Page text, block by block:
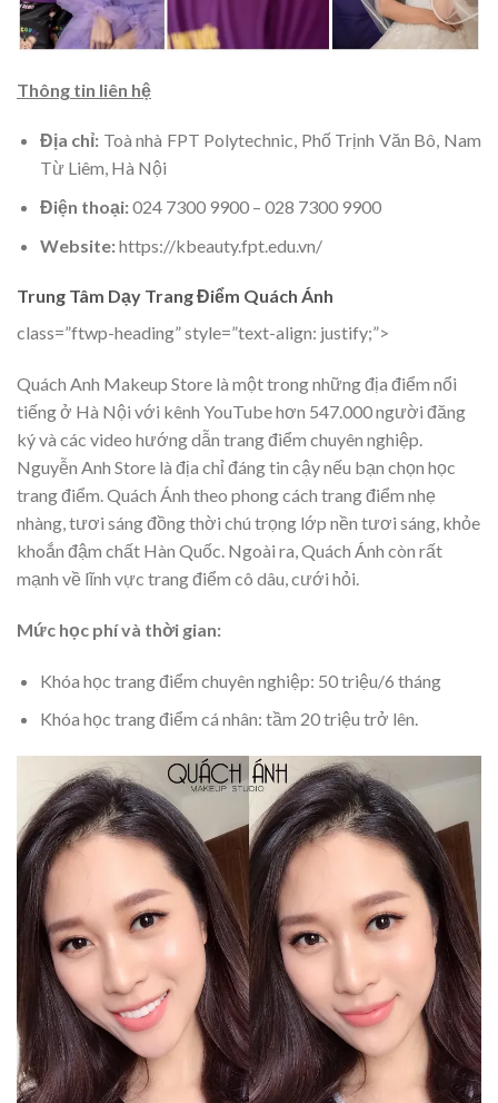
Thông tin liên hệ
Địa chỉ: Toà nhà FPT Polytechnic, Phố Trịnh Văn Bô, Nam
Từ Liêm, Hà Nội
Điện thoại:024 7300 9900 – 028 7300 9900
Website:https://kbeauty.fpt.edu.vn/
Trung Tâm Dạy Trang Điểm Quách Ánh
class=”ftwp-heading” style=”text-align: justify;”>
Quách Anh Makeup Store là một trong những địa điểm nổi
tiếng ở Hà Nội với kênh YouTube hơn 547.000 người đăng
ký và các video hướng dẫn trang điểm chuyên nghiệp.
Nguyễn Anh Store là địa chỉ đáng tin cậy nếu bạn chọn học
trang điểm. Quách Ánh theo phong cách trang điểm nhẹ
nhàng, tươi sáng đồng thời chú trọng lớp nền tươi sáng, khỏe
khoắn đậm chất Hàn Quốc. Ngoài ra, Quách Ánh còn rất
mạnh về lĩnh vực trang điểm cô dâu, cưới hỏi.
Mức học phí và thời gian:
Khóa học trang điểm chuyên nghiệp: 50 triệu/6 tháng
Khóa học trang điểm cá nhân: tầm 20 triệu trở lên.